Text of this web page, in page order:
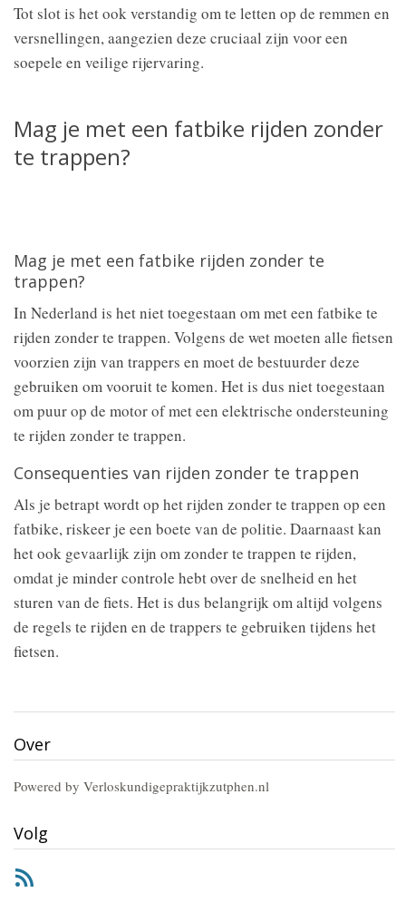
Tot slot is het ook verstandig om te letten op de remmen en
versnellingen, aangezien deze cruciaal zijn voor een
soepele en veilige rijervaring.
Mag je met een fatbike rijden zonder
te trappen?
Mag je met een fatbike rijden zonder te
trappen?
In Nederland is het niet toegestaan om met een fatbike te
rijden zonder te trappen. Volgens de wet moeten alle fietsen
voorzien zijn van trappers en moet de bestuurder deze
gebruiken om vooruit te komen. Het is dus niet toegestaan
om puur op de motor of met een elektrische ondersteuning
te rijden zonder te trappen.
Consequenties van rijden zonder te trappen
Als je betrapt wordt op het rijden zonder te trappen op een
fatbike, riskeer je een boete van de politie. Daarnaast kan
het ook gevaarlijk zijn om zonder te trappen te rijden,
omdat je minder controle hebt over de snelheid en het
sturen van de fiets. Het is dus belangrijk om altijd volgens
de regels te rijden en de trappers te gebruiken tijdens het
fietsen.
Over
Powered by Verloskundigepraktijkzutphen.nl
Volg